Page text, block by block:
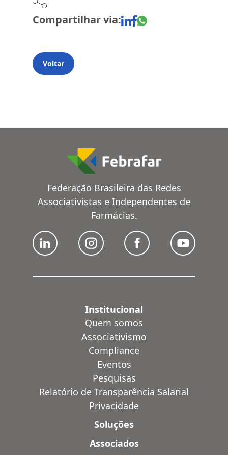
Compartilhar via:
Voltar
Federação Brasileira das Redes
Associativistas e Independentes de
Farmácias.
Institucional
Quem somos
Associativismo
Compliance
Eventos
Pesquisas
Relatório de Transparência Salarial
Privacidade
Soluções
Associados